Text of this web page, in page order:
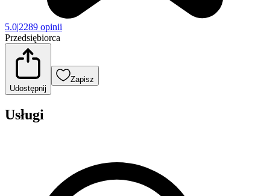
5.0|2289 opinii
Przedsiębiorca
Udostępnij
Zapisz
Usługi